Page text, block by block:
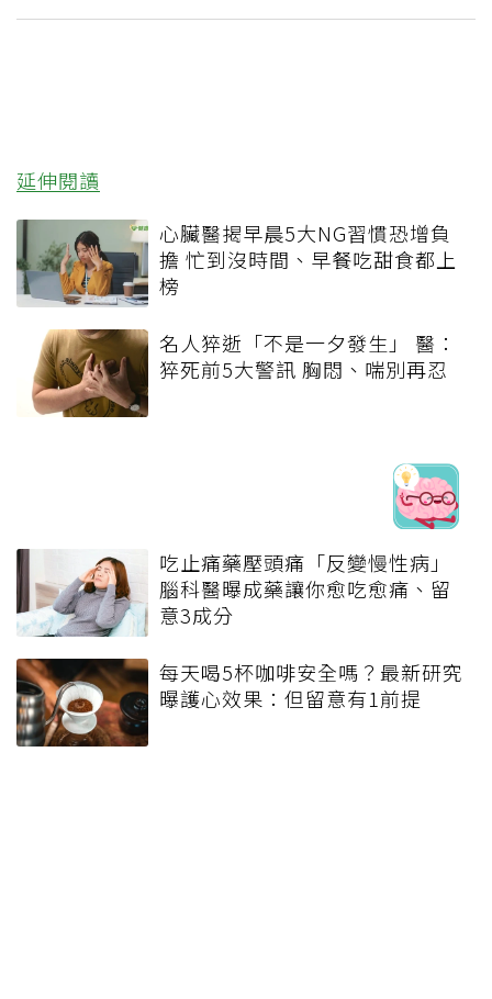
延伸閱讀
心臟醫揭早晨5大NG習慣恐增負
擔 忙到沒時間、早餐吃甜食都上
榜
名人猝逝「不是一夕發生」 醫：
猝死前5大警訊 胸悶、喘別再忍
吃止痛藥壓頭痛「反變慢性病」
腦科醫曝成藥讓你愈吃愈痛、留
意3成分
每天喝5杯咖啡安全嗎？最新研究
曝護心效果：但留意有1前提